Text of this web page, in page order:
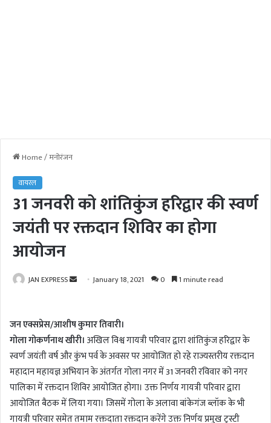
Home/मनोरंजन
वायरल
31 जनवरी को शांतिकुंज हरिद्वार की स्वर्ण
जयंती पर रक्तदान शिविर का होगा
आयोजन
JAN EXPRESS
d
a
n
e
m
January 18, 2021 0 1 minute read
जन एक्सप्रेस/आशीष कुमार तिवारी।
गोला गोकर्णनाथ खीरी। अखिल विश्व गायत्री परिवार द्वारा शांतिकुंज हरिद्वार के
स्वर्ण जयंती वर्ष और कुंभ पर्व के अवसर पर आयोजित हो रहे राज्यस्तरीय रक्तदान
महादान महायज्ञ अभियान के अंतर्गत गोला नगर में 31 जनवरी रविवार को नगर
पालिका में रक्तदान शिविर आयोजित होगा। उक्त निर्णय गायत्री परिवार द्वारा
आयोजित बैठक में लिया गया। जिसमें गोला के अलावा बांकेगंज ब्लॉक के भी
गायत्री परिवार समेत तमाम रक्तदाता रक्तदान करेंगे उक्त निर्णय प्रमुख ट्रस्टी